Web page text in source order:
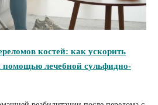
костей: как ускорить
помощью лечебной сульфидно-